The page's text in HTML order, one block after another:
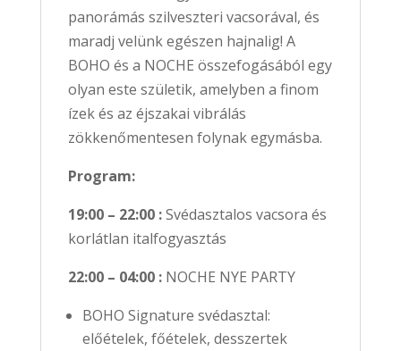
panorámás szilveszteri vacsorával, és
maradj velünk egészen hajnalig! A
BOHO és a NOCHE összefogásából egy
olyan este születik, amelyben a finom
ízek és az éjszakai vibrálás
zökkenőmentesen folynak egymásba.
Program:
19:00 – 22:00 :Svédasztalos vacsora és
korlátlan italfogyasztás
22:00 – 04:00 :NOCHE NYE PARTY
BOHO Signature svédasztal:
előételek, főételek, desszertek